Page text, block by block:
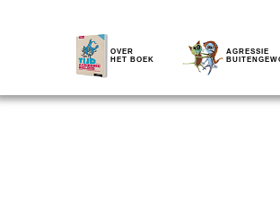
OVER
HET BOEK
AGRESSIE